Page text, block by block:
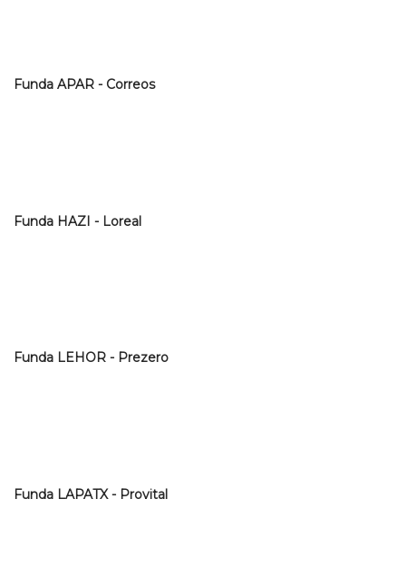
Funda APAR - Correos
Funda HAZI - Loreal
Funda LEHOR - Prezero
Funda LAPATX - Provital